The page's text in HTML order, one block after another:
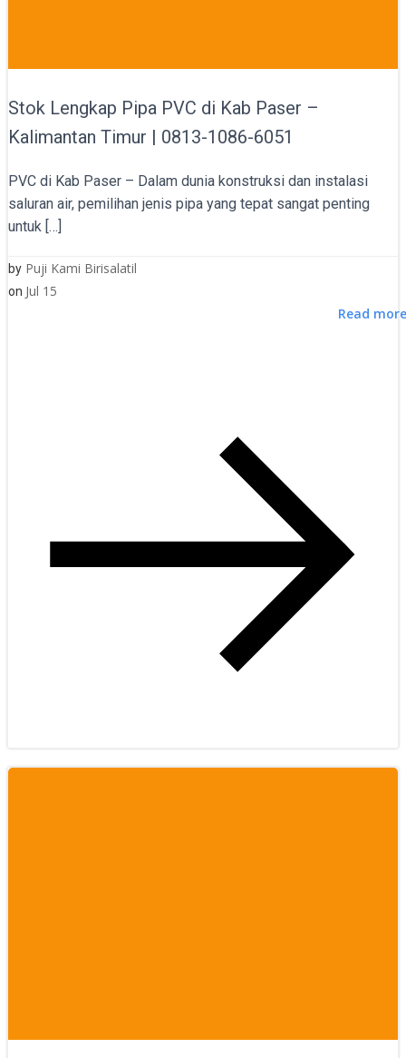
Stok Lengkap Pipa PVC di Kab Paser –
Kalimantan Timur | 0813-1086-6051
PVC di Kab Paser – Dalam dunia konstruksi dan instalasi
saluran air, pemilihan jenis pipa yang tepat sangat penting
untuk […]
by Puji Kami Birisalatil
on Jul 15
Read more